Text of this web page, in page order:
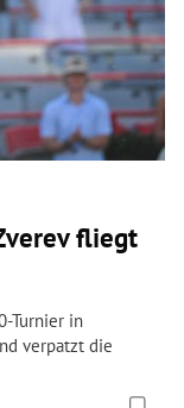
fliegt
Turnier in
verpatzt die